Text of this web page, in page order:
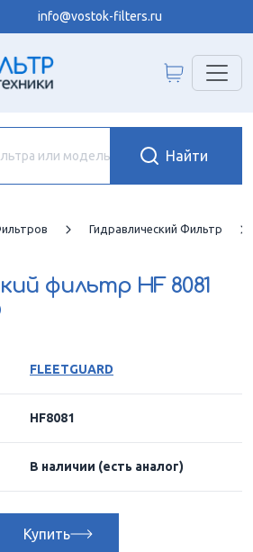
info@vostok-filters.ru
Гидравлический Фильтр
фильтр HF 8081
FLEETGUARD
HF8081
В наличии (есть аналог)
Купить